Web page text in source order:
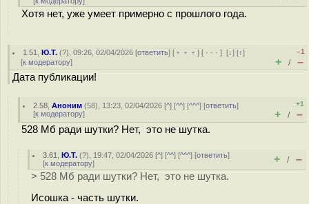
Хотя нет, уже умеет примерно с прошлого года.
1.51 ,Ю.Т. (?), 09:26, 02/04/2026 [ответить] [ ﹢﹢﹢] [ · · ·][↓] [↑]
[к модератору]
–1
+ / –
Дата публикации!
2.58 ,Аноним (58), 13:23, 02/04/2026 [^] [^^] [^^^] [ответить]
[к модератору]
+1
+ / –
528 Мб ради шутки? Нет, это не шутка.
3.61 ,Ю.Т. (?), 19:47, 02/04/2026 [^] [^^] [^^^] [ответить]
[к модератору] + / –
> 528 Мб ради шутки? Нет, это не шутка.
Исошка - часть шутки.